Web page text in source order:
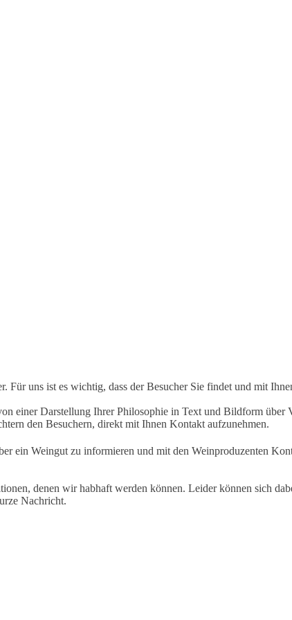
uns ist es wichtig, dass der Besucher Sie findet und mit
einer Darstellung Ihrer Philosophie in Text und Bildform über
den Besuchern, direkt mit Ihnen Kontakt aufzunehmen.
ein Weingut zu informieren und mit den Weinproduzenten
denen wir habhaft werden können. Leider können sich
Nachricht.